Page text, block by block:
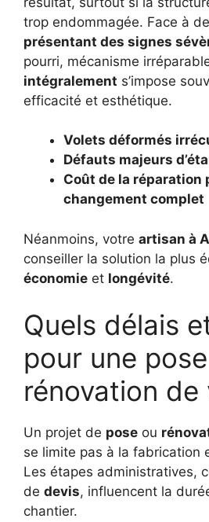
trop endommagée. Face à
présentant des signes
pourri, mécanisme
intégralement s’impose
efficacité et esthétique.
Volets déformés
Défauts majeurs
Coût de la réparation
changement complet
Néanmoins, votre artisan à
conseiller la solution la plus
économie et longévité.
Quels délais
pour une
rénovation de
Un projet de pose ou
se limite pas à la fabrication
Les étapes administratives,
de devis, influencent la
chantier.